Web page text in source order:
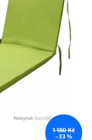
1 180 Kč
–33 %